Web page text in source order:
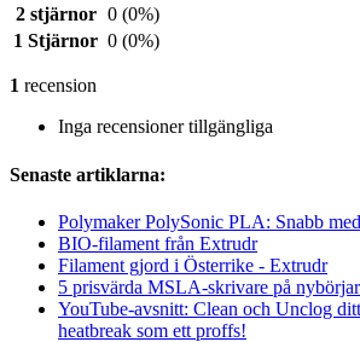
2 stjärnor 0 (0%)
1 Stjärnor 0 (0%)
1 recension
Inga recensioner tillgängliga
Senaste artiklarna:
Polymaker PolySonic PLA: Snabb
BIO-filament från Extrudr
Filament gjord i Österrike - Extrudr
5 prisvärda MSLA-skrivare på
YouTube-avsnitt: Clean och Unclog
heatbreak som ett proffs!